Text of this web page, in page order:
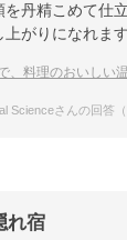
丹精こめて仕
がりになれます
、料理のおいしい
Scienceさんの回答
れ宿